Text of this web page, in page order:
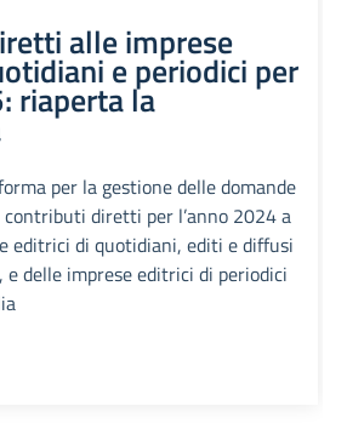
alle imprese
e periodici per
riaperta la
per la gestione delle domande
contributi diretti per l’anno 2024 a
editrici di quotidiani, editi e diffusi
e delle imprese editrici di periodici